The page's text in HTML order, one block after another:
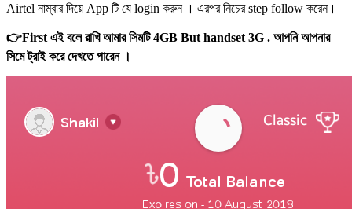
Airtel নাম্বার দিয়ে App টি যে login করুন । এরপর নিচের step follow করেন।
👉First এই বলে রাখি আমার সিমটি 4GB But handset 3G . আপনি আপনার
সিমে ট্রাই করে দেখতে পারেন ।